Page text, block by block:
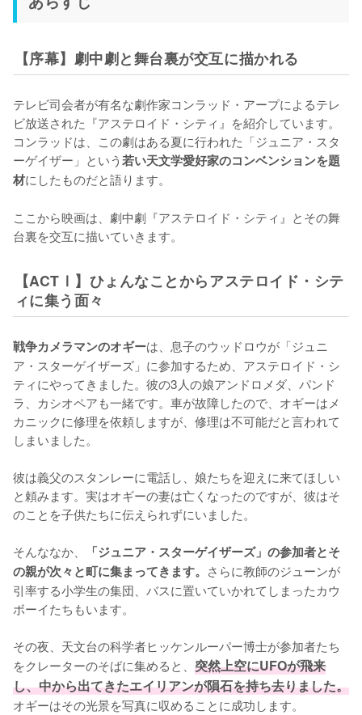
【序幕】劇中劇と舞台裏が交互に描かれる
テレビ司会者が有名な劇作家コンラッド・アープによるテレ
ビ放送された『アステロイド・シティ』を紹介しています。
コンラッドは、この劇はある夏に行われた「ジュニア・スタ
ーゲイザー」という若い天文学愛好家のコンベンションを題
材にしたものだと語ります。
ここから映画は、劇中劇『アステロイド・シティ』とその舞
台裏を交互に描いていきます。
【ACTⅠ】ひょんなことからアステロイド・シテ
ィに集う面々
戦争カメラマンのオギーは、息子のウッドロウが「ジュニ
ア・スターゲイザーズ」に参加するため、アステロイド・シ
ティにやってきました。彼の3人の娘アンドロメダ、パンド
ラ、カシオペアも一緒です。車が故障したので、オギーはメ
カニックに修理を依頼しますが、修理は不可能だと言われて
しまいました。
彼は義父のスタンレーに電話し、娘たちを迎えに来てほしい
と頼みます。実はオギーの妻は亡くなったのですが、彼はそ
のことを子供たちに伝えられずにいました。
そんななか、
「ジュニア・スターゲイザーズ」の参加者とそ
の親が次々と町に集まってきます。 さらに教師のジューンが
引率する小学生の集団、バスに置いていかれてしまったカウ
ボーイたちもいます。
その夜、天文台の科学者ヒッケンルーパー博士が参加者たち
をクレーターのそばに集めると、 突然上空にUFOが飛来
し、中から出てきたエイリアンが隕石を持ち去りました。
オギーはその光景を写真に収めることに成功します。